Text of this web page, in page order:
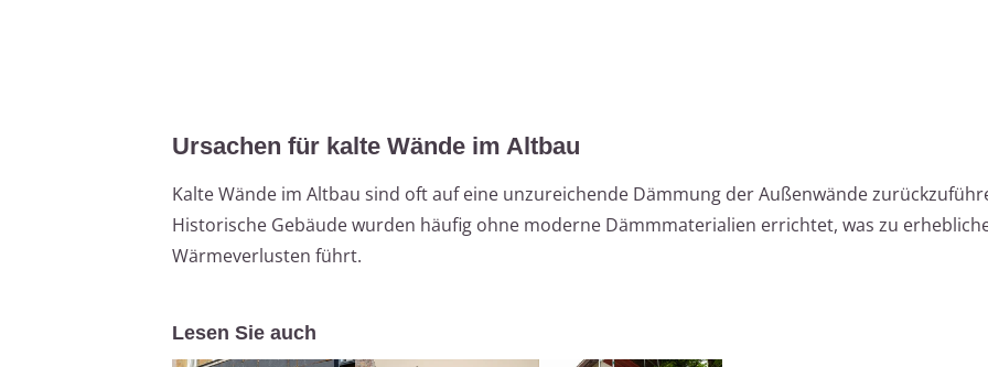
Ursachen für kalte Wände im Altbau
Kalte Wände im Altbau sind oft auf eine unzureichende Dämmung der Außenwände
Historische Gebäude wurden häufig ohne moderne Dämmmaterialien errichtet, was zu
Wärmeverlusten führt.
Lesen Sie auch